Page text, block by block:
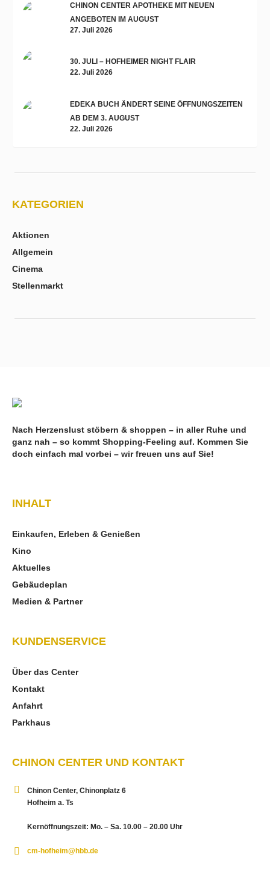
CHINON CENTER APOTHEKE MIT NEUEN
ANGEBOTEN IM AUGUST
27. Juli 2026
30. JULI – HOFHEIMER NIGHT FLAIR
22. Juli 2026
EDEKA BUCH ÄNDERT SEINE ÖFFNUNGSZEITEN
AB DEM 3. AUGUST
22. Juli 2026
KATEGORIEN
Aktionen
Allgemein
Cinema
Stellenmarkt
Nach Herzenslust stöbern & shoppen – in aller Ruhe und
ganz nah – so kommt Shopping-Feeling auf. Kommen Sie
doch einfach mal vorbei – wir freuen uns auf Sie!
INHALT
Einkaufen, Erleben & Genießen
Kino
Aktuelles
Gebäudeplan
Medien & Partner
KUNDENSERVICE
Über das Center
Kontakt
Anfahrt
Parkhaus
CHINON CENTER UND KONTAKT
Chinon Center, Chinonplatz 6
Hofheim a. Ts
Kernöffnungszeit: Mo. – Sa. 10.00 – 20.00 Uhr
cm-hofheim@hbb.de